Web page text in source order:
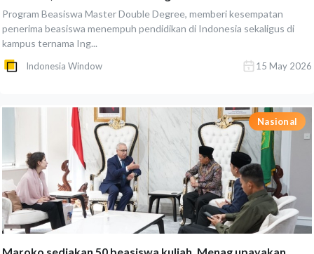
Program Beasiswa Master Double Degree, memberi kesempatan
penerima beasiswa menempuh pendidikan di Indonesia sekaligus di
kampus ternama Ing...
Indonesia Window 15 May 2026
Nasional